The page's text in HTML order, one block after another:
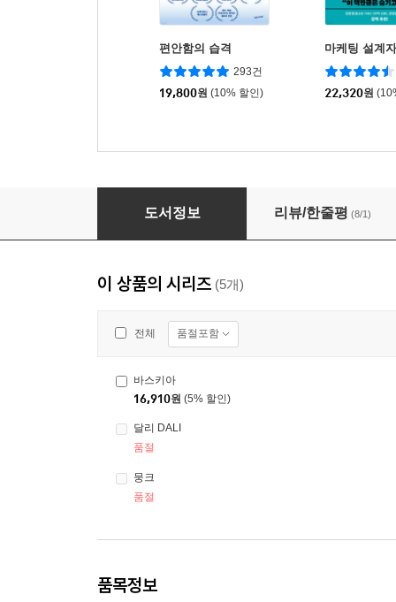
편안함의 습격
293건
19,800원 (10% 할인)
마케팅 설계자
22,320원
바스키아
도서정보 리뷰/한줄평 (8/1)
이 상품의 시리즈 (5개)
전체 품절포함
바스키아
16,910원 (5% 할인)
달리 DALI
품절
뭉크
품절
품목정보